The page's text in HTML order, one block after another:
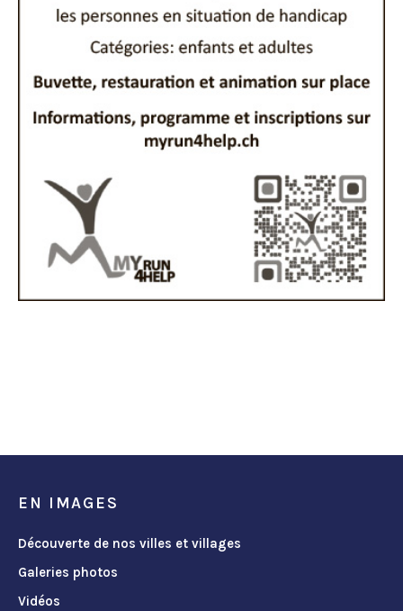
EN IMAGES
Découverte de nos villes et villages
Galeries photos
Vidéos